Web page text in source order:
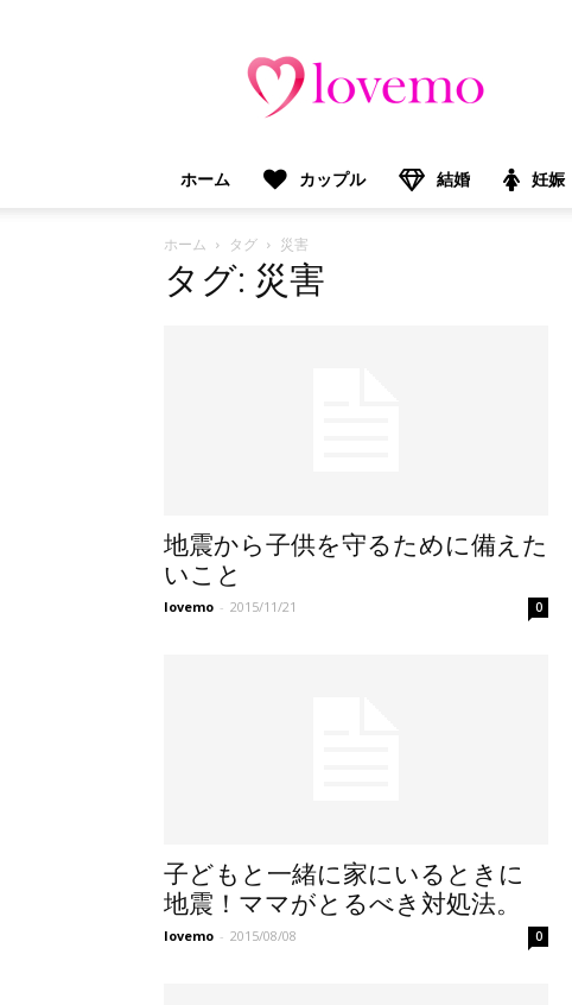
モ）：
プ
マ
マ
向
ホーム カップル 結婚 妊娠
ホーム タグ 災害
タグ: 災害
地震から子供を守るために備えた
いこと
lovemo - 2015/11/21 0
子どもと一緒に家にいるときに
地震！ママがとるべき対処法。
lovemo - 2015/08/08 0